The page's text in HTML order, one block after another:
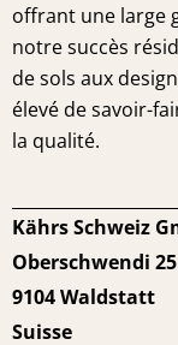
offrant une large
notre succès
de sols aux
élevé de savoir-
la qualité.
Kährs Schweiz
Oberschwendi 25
9104 Waldstatt
Suisse